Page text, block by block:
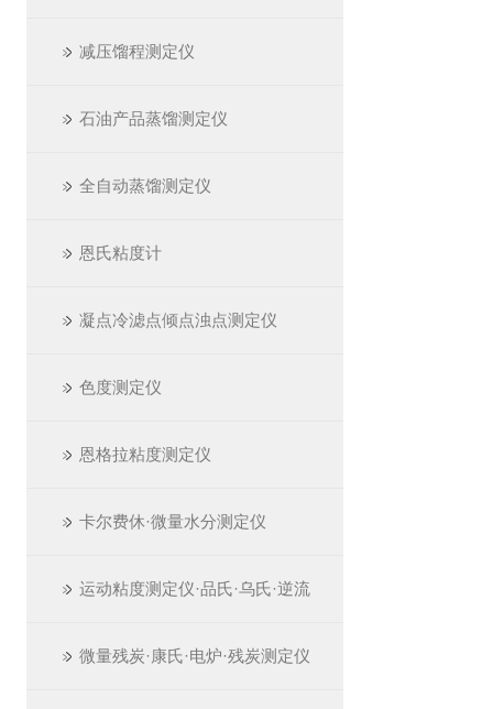
减压馏程测定仪
石油产品蒸馏测定仪
全自动蒸馏测定仪
恩氏粘度计
凝点冷滤点倾点浊点测定仪
色度测定仪
恩格拉粘度测定仪
卡尔费休·微量水分测定仪
运动粘度测定仪·品氏·乌氏·逆流
微量残炭·康氏·电炉·残炭测定仪